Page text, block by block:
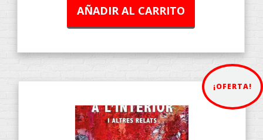
AÑADIR AL CARRITO
¡OFERTA!